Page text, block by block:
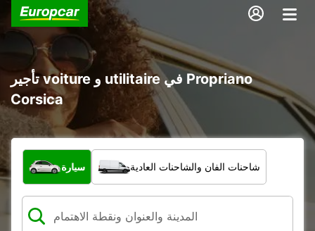
تأجير voiture و utilitaire في Propriano
Corsica
ما نوع المركبة؟
سيارة شاحنات الفان والشاحنات العادية